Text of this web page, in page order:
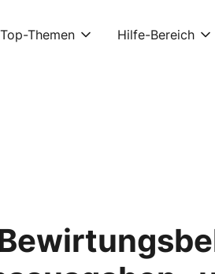
Top-Themen Hilfe-Bereich